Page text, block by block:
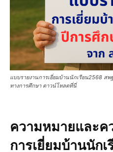
แบบรายงานการเยี่ยมบ้านนักเรียน2568 ส
ทางการศึกษา ดาวน์โหลดที่นี่
ความหมายและ
การเยี่ยมบ้านนักเ